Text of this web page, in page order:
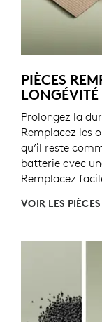
PIÈCES
Prolongez la
Remplacez les
qu’il reste
batterie avec
Remplacez
VOIR LES